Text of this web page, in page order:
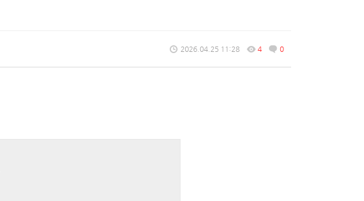
2026.04.25 11:28 4 0